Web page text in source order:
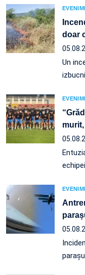
doar
Un